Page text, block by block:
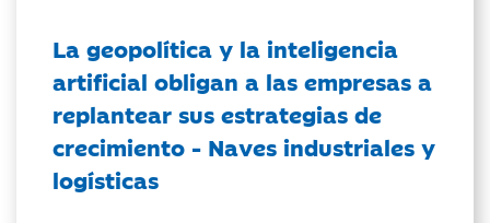
La geopolítica y la inteligencia
artificial obligan a las empresas a
replantear sus estrategias de
crecimiento - Naves industriales y
logísticas